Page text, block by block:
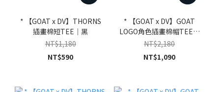
* 【GOAT x DV】THORNS
插畫棉短TEE｜黑
NT$1,180
NT$590
* 【GOAT x DV】GOAT
LOGO角色插畫棉帽TEE｜
灰
NT$2,180
NT$1,090